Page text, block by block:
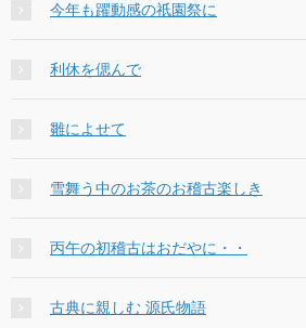
今年も躍動感の祇園祭に
利休を偲んで
雛によせて
雪舞う中のお茶のお稽古楽しき
丙午の初稽古はおだやに・・
古典に親しむ 源氏物語